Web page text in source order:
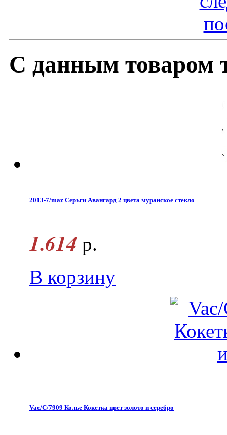
С данным товаром
2013-7/maz Серьги Авангард 2 цвета муранское стекло
1.614 р.
В корзину
Vac/С/7909 Колье Кокетка цвет золото и серебро